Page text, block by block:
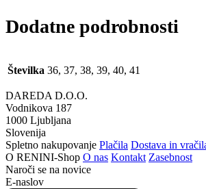
Dodatne podrobnosti
Številka 36, 37, 38, 39, 40, 41
DAREDA D.O.O.
Vodnikova 187
1000 Ljubljana
Slovenija
Spletno nakupovanje Plačila Dostava in
O RENINI-Shop O nas Kontakt Zasebnost
Naroči se na novice
E-naslov